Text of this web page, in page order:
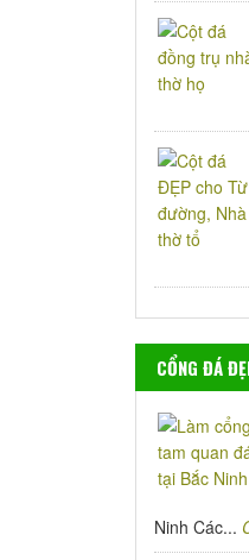
CỔNG ĐÁ
Ninh Các...